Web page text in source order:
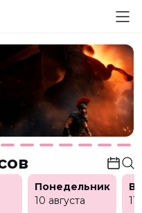
Понедельник
10 августа
11